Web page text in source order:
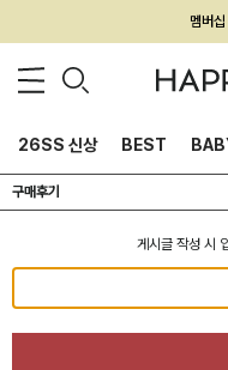
멤버
26SS 신상 BEST
구매후기
게시글 작성 시